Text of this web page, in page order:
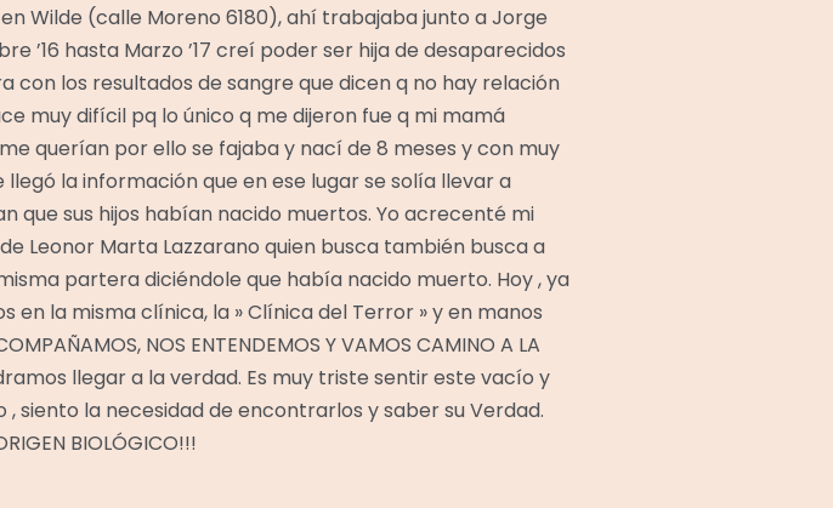
Wilde (calle Moreno 6180), ahí trabajaba junto a Jorge
’16 hasta Marzo ’17 creí poder ser hija de desaparecidos
con los resultados de sangre que dicen q no hay relación
muy difícil pq lo único q me dijeron fue q mi mamá
querían por ello se fajaba y nací de 8 meses y con muy
la información que en ese lugar se solía llevar a
que sus hijos habían nacido muertos. Yo acrecenté mi
Leonor Marta Lazzarano quien busca también busca a
partera diciéndole que había nacido muerto. Hoy , ya
la misma clínica, la » Clínica del Terror » y en manos
NOS ENTENDEMOS Y VAMOS CAMINO A LA
llegar a la verdad. Es muy triste sentir este vacío y
siento la necesidad de encontrarlos y saber su Verdad.
BIOLÓGICO!!!